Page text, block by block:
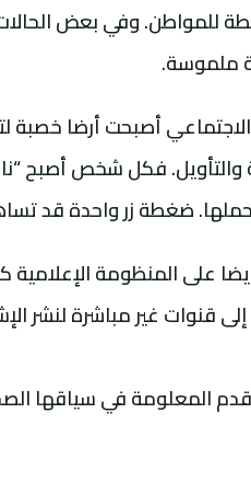
للمواطن. وفي بعض
ملموسة.
أصبحت أرضا خصبة
والتأويل. فكل شخص أصبح
ضغطة زر واحدة قد
على المنظومة
إلى قنوات غير مباشرة لنشر
المعلومة في سياقها